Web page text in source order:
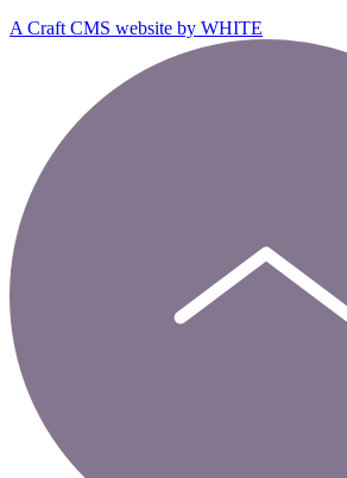
A Craft CMS website by WHITE